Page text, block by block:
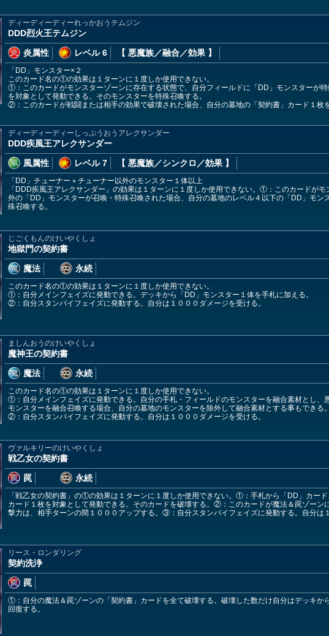
ディーディーディーれっかおうテムジン
DDD烈火王テムジン
炎属性
レベル 6 【 悪魔族／融合／効果 】
「DD」モンスター×２
このカード名の①の効果は１ターンに１度しか使用できない。
①：このカードがモンスターゾーンに存在する状態で、自分フィールドに「DD」モンスターが
を対象として発動できる。そのモンスターを特殊召喚する。
②：このカードが戦闘または相手の効果で破壊された場合、自分の墓地の「契約書」カード１枚
ディーディーディーしっぷうおうアレクサンダー
DDD疾風王アレクサンダー
風属性
レベル 7 【 悪魔族／シンクロ／効果 】
「DD」チューナー＋チューナー以外のモンスター１体以上
「DDD疾風王アレクサンダー」の効果は１ターンに１度しか使用できない。①：このカードが
外の「DD」モンスターが召喚・特殊召喚された場合、自分の墓地のレベル４以下の「DD」モ
殊召喚する。
じごくもんのけいやくしょ
地獄門の契約書
魔法
永続
このカード名の①の効果は１ターンに１度しか使用できない。
①：自分メインフェイズに発動できる。デッキから「DD」モンスター１体を手札に加える。
②：自分スタンバイフェイズに発動する。自分は１０００ダメージを受ける。
ましんおうのけいやくしょ
魔神王の契約書
魔法
永続
このカード名の①の効果は１ターンに１度しか使用できない。
①：自分メインフェイズに発動できる。自分の手札・フィールドのモンスターを融合素材とし
モンスターを融合召喚する場合、自分の墓地のモンスターを除外して融合素材とする事もできる。
②：自分スタンバイフェイズに発動する。自分は１０００ダメージを受ける。
ヴァルキリーのけいやくしょ
戦乙女の契約書
罠
永続
「戦乙女の契約書」の①の効果は１ターンに１度しか使用できない。①：手札から「DD」カー
カード１枚を対象として発動できる。そのカードを破壊する。②：このカードが魔法＆罠ゾーン
撃力は、相手ターンの間１０００アップする。③：自分スタンバイフェイズに発動する。自分は
リース・ロンダリング
契約洗浄
罠
①：自分の魔法＆罠ゾーンの「契約書」カードを全て破壊する。破壊した数だけ自分はデッキか
回復する。